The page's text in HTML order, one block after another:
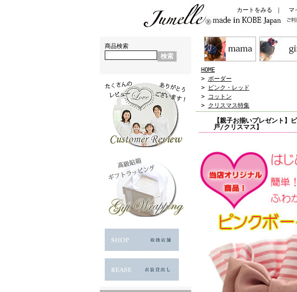
カートをみる マ
商品検索
HOME
> ボーダー
>
ピンク・レッド
> コットン
> クリスマス特集
【親子お揃いプレゼント
戸/クリスマス】